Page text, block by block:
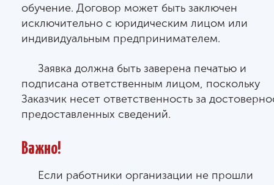
обучение. Договор может быть заключен
исключительно с юридическим лицом или
индивидуальным предпринимателем.
Заявка должна быть заверена печатью и
подписана ответственным лицом, поскольку
Заказчик несет ответственность за
предоставленных сведений.
Важно!
Если работники организации не прошли